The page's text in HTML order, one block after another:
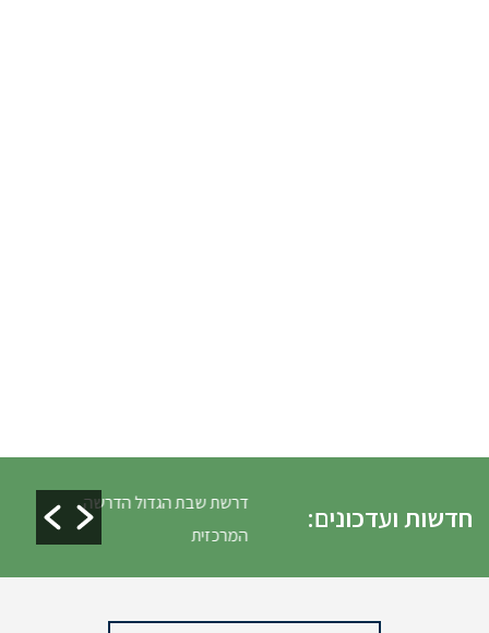
חדשות ועדכונים:
דרשת שבת הגדול הדרשה
המרכזית